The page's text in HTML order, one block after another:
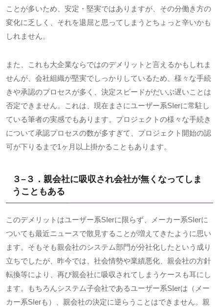
ことが多いため、安定・堅実ではありますが、その分働き方の
変化に乏しく、それを退屈と思ってしまうとちょっと辛いかも
しれません。
また、これも大企業ならではのデメリットと言えるかもしれま
せんが、会社組織が堅実でしっかりしているため、様々な手続
きや承認のプロセスが多く、決定スピードがだいぶ遅いことは
否定できません。これは、現在まさにユーザー系SIerに常駐し
ている筆者の実感でもあります。プロジェクトの様々な手続き
について承認プロセスの数が多すぎて、プロジェクト開始の認
可が下りるまで1 ヶ月以上掛かることもあります。
３– ３．親会社に吸収され会社が無くなってしま
うこともある
このデメリットはユーザー系SIerに限らず、メーカー系SIerに
ついても最近ニュースで散見することが増えてきたように思い
ます。そもそも親会社のシステム部門が分社化したという成り
立ちでしたが、昨今では、社会情勢や業績悪化、親会社の方針
転換等により、再び親会社に吸収されてしまうケースも耳にし
ます。もちろんシステム子会社であるユーザー系SIerは（メー
カー系SIerも）、親会社の決定に逆らうことはできません。親